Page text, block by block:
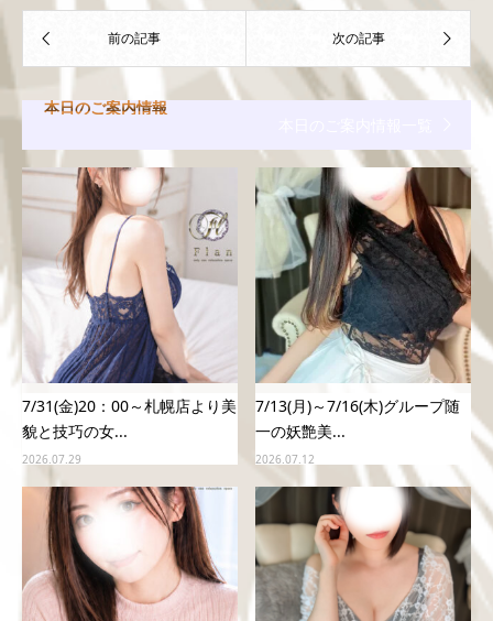
本日のご案内情報
7/31(金)20：00～札幌店より美
貌と技巧の女...
2026.07.29
7/13(月)～7/16(木)グループ随
一の妖艶美...
2026.07.12